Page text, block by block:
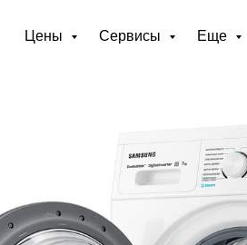
Цены Сервисы Еще